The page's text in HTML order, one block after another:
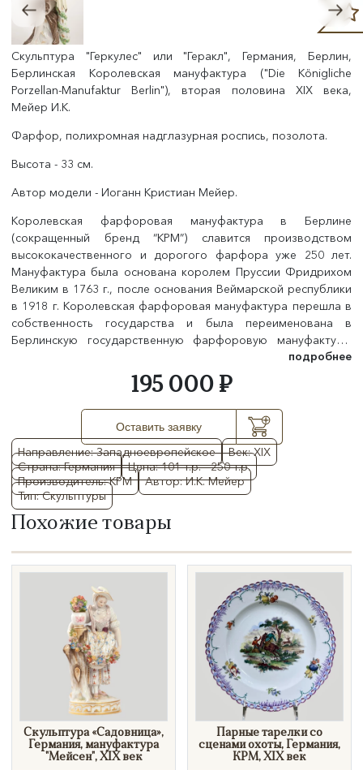
Направление: Западноевропейское
Век: XIX
Страна: Германия
Цена: 101 т.р. - 250 т.р.
Производитель: KPM
Автор: И.К. Мейер
Тип: Скульптуры
Скульптура "Геркулес" или "Геракл", Германия, Берлин,
Берлинская Королевская мануфактура ("Die Königliche
Porzellan-Manufaktur Berlin"), вторая половина XIX века,
Мейер И.К.
Фарфор, полихромная надглазурная роспись, позолота.
Высота - 33 см.
Автор модели - Иоганн Кристиан Мейер.
Королевская фарфоровая мануфактура в Берлине
(сокращенный бренд “KPM”) славится производством
высококачественного и дорогого фарфора уже 250 лет.
Мануфактура была основана королем Пруссии Фридрихом
Великим в 1763 г., после основания Веймарской республики
в 1918 г. Королевская фарфоровая мануфактура перешла в
собственность государства и была переименована в
Берлинскую государственную фарфоровую мануфактуру,
однако знаменитая марка предприятия „KPM“ сохранилась.
подробнее
195 000 ₽
Оставить заявку
Похожие товары
Скульптура «Садовница»,
Германия, мануфактура
"Мейсен", XIX век
​Парные тарелки со
сценами охоты, Германия,
КРМ, XIX век